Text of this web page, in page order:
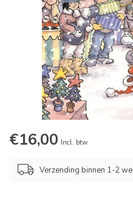
€16,00 Incl. btw
Verzending binnen 1-2